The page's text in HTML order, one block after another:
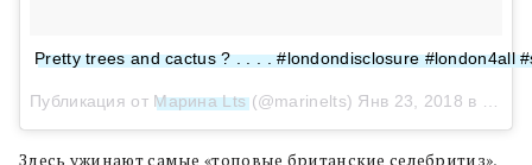
Pretty trees and cactus ? . . . . #londondisclosure #london4all
Публикация от Марина Lts(@marinelts) Янв 23, 2018 в 2:13 PST